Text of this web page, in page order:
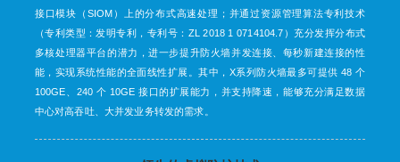
接口模块（SIOM）上的分布式高速处理；并通过资源管理算法专利技术
（专利类型：发明专利，专利号：ZL 2018 1 0714104.7）充分发挥分布式
多核处理器平台的潜力，进一步提升防火墙并发连接、每秒新建连接的性
能，实现系统性能的全面线性扩展。其中，X系列防火墙最多可提供 48 个
100GE、240 个 10GE 接口的扩展能力，并支持降速，能够充分满足数据
中心对高吞吐、大并发业务转发的需求。